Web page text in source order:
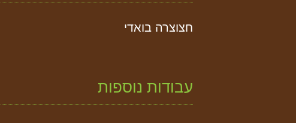
חצוצרה בואדי
עבודות נוספות